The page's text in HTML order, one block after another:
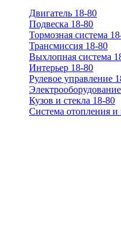
Двигатель 18-80
Подвеска 18-80
Тормозная система
Трансмиссия 18-80
Выхлопная система
Интерьер 18-80
Рулевое управление
Кузов и стекла 18-80
Система отопления